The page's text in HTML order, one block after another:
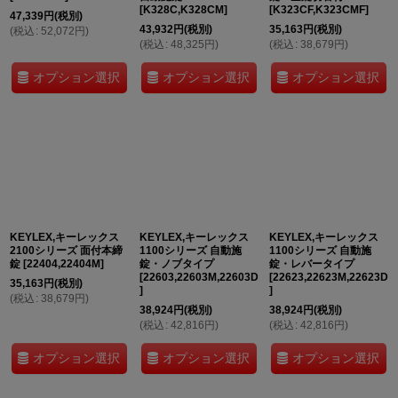
47,339円(税別)
(税込 : 52,072円)
オプション選択
[K328C,K328CM]
43,932円(税別)
(税込 : 48,325円)
オプション選択
[K323CF,K323CMF]
35,163円(税別)
(税込 : 38,679円)
オプション選択
KEYLEX,キーレックス
2100シリーズ 面付本締
錠 [22404,22404M]
35,163円(税別)
(税込 : 38,679円)
オプション選択
KEYLEX,キーレックス
1100シリーズ 自動施
錠・ノブタイプ
[22603,22603M,22603D
]
38,924円(税別)
(税込 : 42,816円)
オプション選択
KEYLEX,キーレックス
1100シリーズ 自動施
錠・レバータイプ
[22623,22623M,22623D
]
38,924円(税別)
(税込 : 42,816円)
オプション選択